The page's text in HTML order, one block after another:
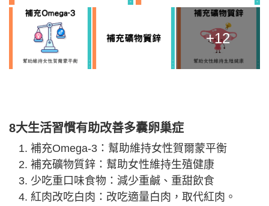
+12
8大生活習慣有助改善多囊卵巢症
補充Omega-3：幫助維持女性賀爾蒙平衡
補充礦物質鋅：幫助女性維持生殖健康
少吃重口味食物：減少重鹹、重甜飲食
紅肉改吃白肉：改吃適量白肉，取代紅肉。